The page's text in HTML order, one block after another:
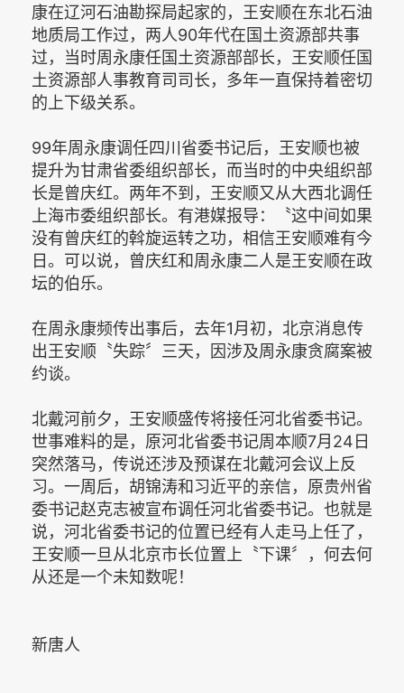
康在辽河石油勘探局起家的，王安顺在东北石油
地质局工作过，两人90年代在国土资源部共事
过，当时周永康任国土资源部部长，王安顺任国
土资源部人事教育司司长，多年一直保持着密切
的上下级关系。
99年周永康调任四川省委书记后，王安顺也被
提升为甘肃省委组织部长，而当时的中央组织部
长是曾庆红。两年不到，王安顺又从大西北调任
上海市委组织部长。有港媒报导：〝这中间如果
没有曾庆红的斡旋运转之功，相信王安顺难有今
日。可以说，曾庆红和周永康二人是王安顺在政
坛的伯乐。
在周永康频传出事后，去年1月初，北京消息传
出王安顺〝失踪〞三天，因涉及周永康贪腐案被
约谈。
北戴河前夕，王安顺盛传将接任河北省委书记。
世事难料的是，原河北省委书记周本顺7月24日
突然落马，传说还涉及预谋在北戴河会议上反
习。一周后，胡锦涛和习近平的亲信，原贵州省
委书记赵克志被宣布调任河北省委书记。也就是
说，河北省委书记的位置已经有人走马上任了，
王安顺一旦从北京市长位置上〝下课〞，何去何
从还是一个未知数呢！
新唐人